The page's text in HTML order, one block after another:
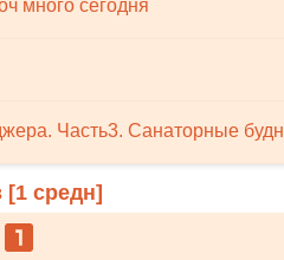
много сегодня
Часть3. Санаторные
[1 средн]